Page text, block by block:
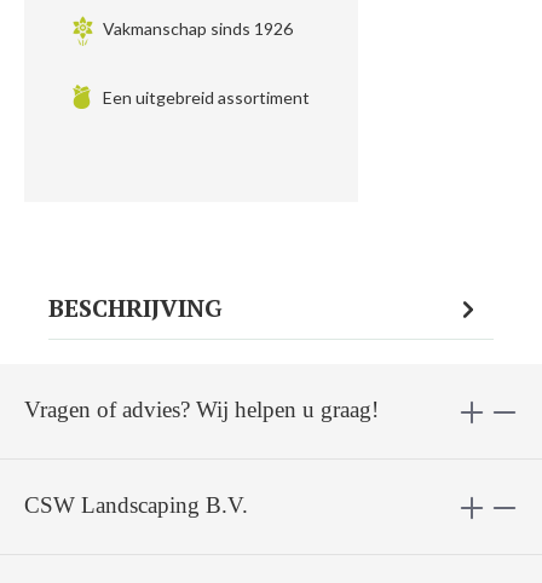
Vakmanschap sinds 1926
Een uitgebreid assortiment
BESCHRIJVING
CSW Landscaping B.V.
Vragen of advies? Wij helpen u graag!